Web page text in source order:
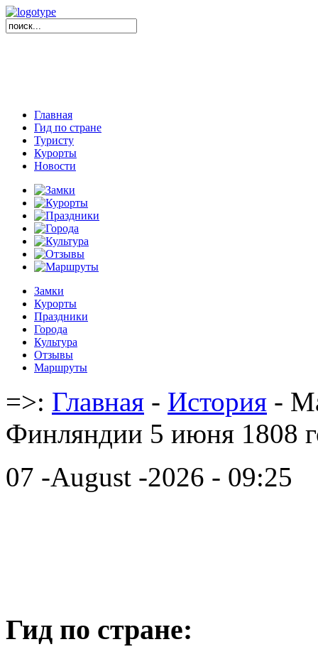
Главная
Гид по стране
Туристу
Курорты
Новости
Замки
Курорты
Праздники
Города
Культура
Отзывы
Маршруты
=>: Главная - История -
Финляндии 5 июня 1808
07 -August -2026 - 09:25
Гид по стране: